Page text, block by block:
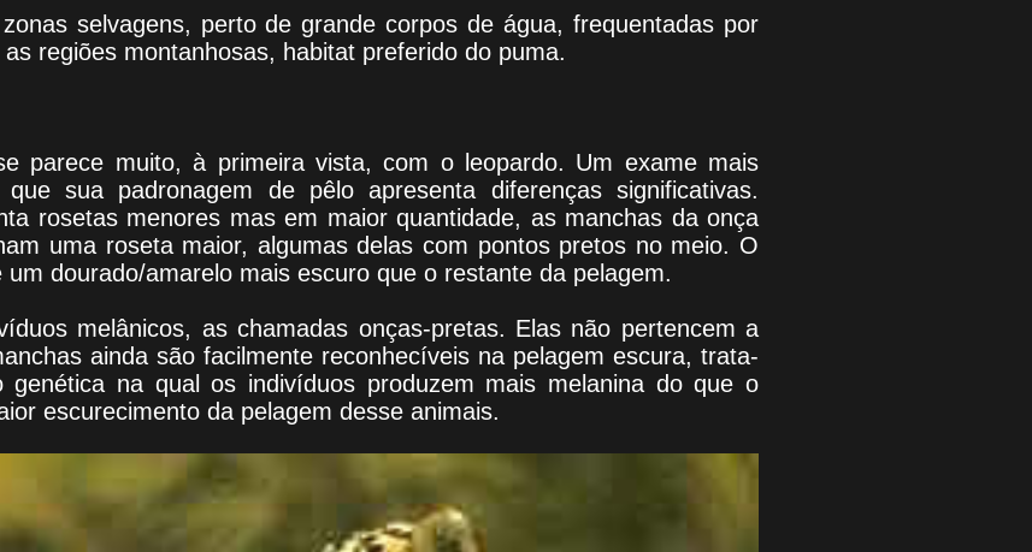
selvagens, perto de grande corpos de água, frequentadas por
regiões montanhosas, habitat preferido do puma.
parece muito, à primeira vista, com o leopardo. Um exame mais
sua padronagem de pêlo apresenta diferenças significativas.
rosetas menores mas em maior quantidade, as manchas da onça
uma roseta maior, algumas delas com pontos pretos no meio. O
dourado/amarelo mais escuro que o restante da pelagem.
melânicos, as chamadas onças-pretas. Elas não pertencem a
ainda são facilmente reconhecíveis na pelagem escura, trata-
na qual os indivíduos produzem mais melanina do que o
escurecimento da pelagem desse animais.